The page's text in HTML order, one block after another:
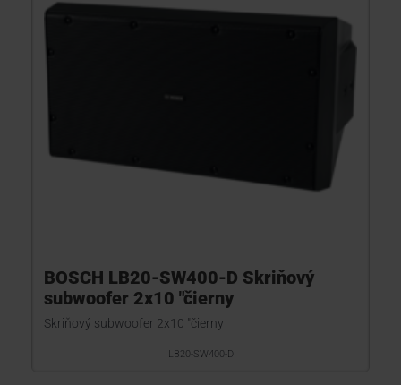
BOSCH LB20-SW400-D Skriňový
subwoofer 2x10 "čierny
Skriňový subwoofer 2x10 "čierny
LB20-SW400-D